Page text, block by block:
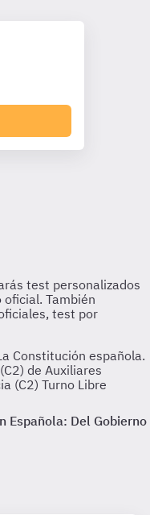
Constitución española.
de Auxiliares
(C2) Turno Libre
Española: Del Gobierno